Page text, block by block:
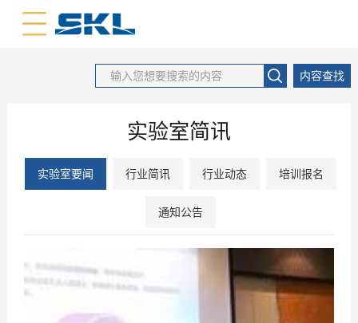
中文版 英文版
内容查找
实验室简讯
实验室要闻 行业简讯 行业动态 培训报名
通知公告